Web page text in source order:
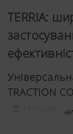
TERRIA:
TRACTION